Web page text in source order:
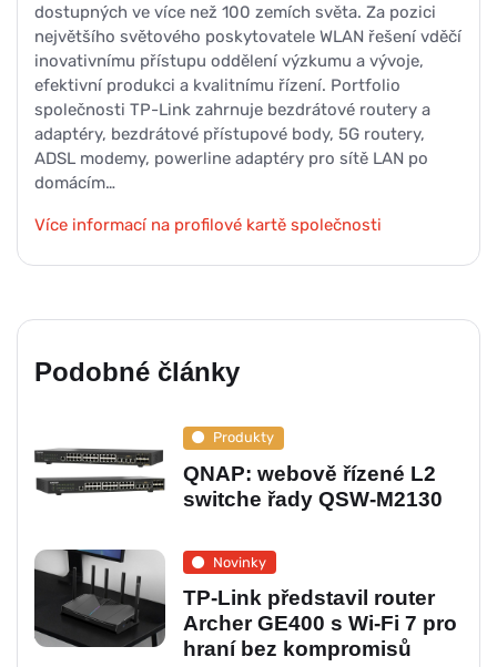
dostupných ve více než 100 zemích světa. Za pozici
největšího světového poskytovatele WLAN řešení vděčí
inovativnímu přístupu oddělení výzkumu a vývoje,
efektivní produkci a kvalitnímu řízení. Portfolio
společnosti TP-Link zahrnuje bezdrátové routery a
adaptéry, bezdrátové přístupové body, 5G routery,
ADSL modemy, powerline adaptéry pro sítě LAN po
domácím…
Více informací na profilové kartě společnosti
Podobné články
Produkty
QNAP: webově řízené L2
switche řady QSW-M2130
Novinky
TP-Link představil router
Archer GE400 s Wi-Fi 7 pro
hraní bez kompromisů